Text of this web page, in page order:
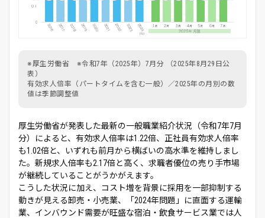
※厚生労働省 ※令和7年（2025年）7月分 （2025年8月29日公
表）
有効求人倍率（パートタイムを含む一般）／2025年の月別の数
値は季節調整値
厚生労働省が発表した最新の一般職業紹介状況（令和7年7月
分）によると、有効求人倍率は1.22倍、正社員有効求人倍率
も1.02倍と、いずれも前月から横ばいの高水準を維持しまし
た。新規求人倍率も2.17倍と高く、求職者優位の売り手市場
が継続していることがうかがえます。
こうした状況に加え、コスト増を背景に採用を一部抑制する
動きが見える卸売・小売業、「2024年問題」に直面する運輸
業、インバウンド需要が旺盛な宿泊・飲食サービス業では人